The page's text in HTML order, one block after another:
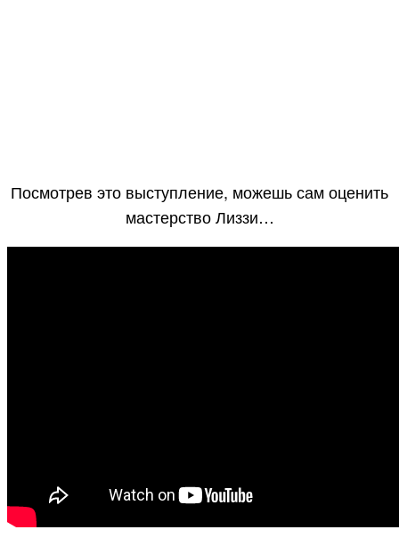
Посмотрев это выступление, можешь сам оценить
мастерство Лиззи…